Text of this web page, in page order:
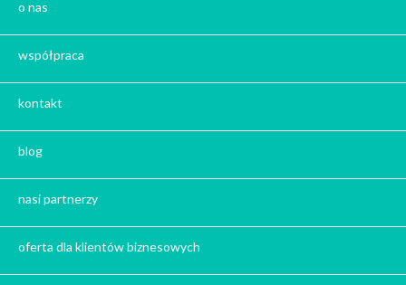
Prezent na Dzień Kobiet
Zima
o nas
współpraca
kontakt
blog
nasi partnerzy
oferta dla klientów biznesowych